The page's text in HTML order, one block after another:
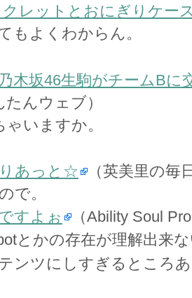
クレットとおにぎりケー
もよくわからん。
木坂46生駒がチームBに
たんウェブ）
いますか。
あっと☆
（英美里の毎
で。
すよぉ
（Ability Soul
とかの存在が理解出来
ンツにしすぎるところ